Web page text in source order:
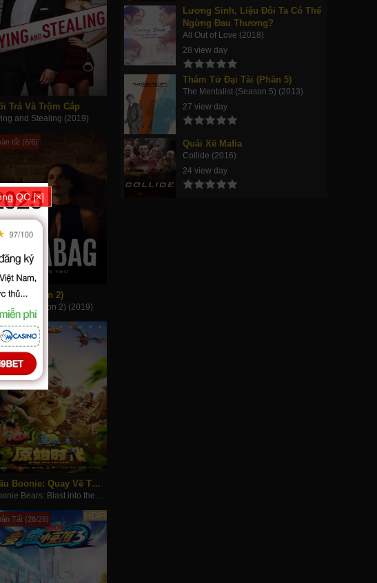
Trá Và Trộm Cắp
and Stealing (2019)
tất (6/6)
(Phần 2)
(Season 2) (2019)
Gấu Boonie: Quay Về Thời Tiền Sử
Boonie Bears: Blast into the Past (2019)
Tất (26/26)
Lương Sinh, Liệu Đôi Ta Có Thể
Ngừng Đau Thương?
All Out of Love (2018)
28 view day
Thám Tử Đại Tài (Phần 5)
The Mentalist (Season 5) (2013)
27 view day
Quái Xế Mafia
Collide (2016)
24 view day
QC [×]